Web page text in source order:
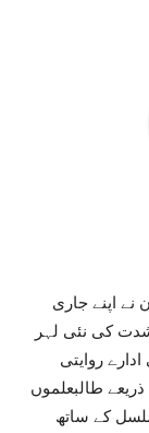
اپنے جاری
کی نئی لہر
روایتی
طالبعلموں
کے ساتھ